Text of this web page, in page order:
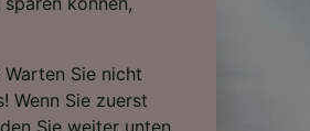
Sie nicht
Wenn Sie zuerst
Sie weiter unten